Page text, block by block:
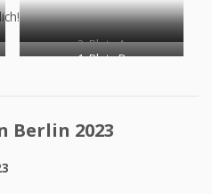
2. Platz A
1. Platz D
Berlin 2023